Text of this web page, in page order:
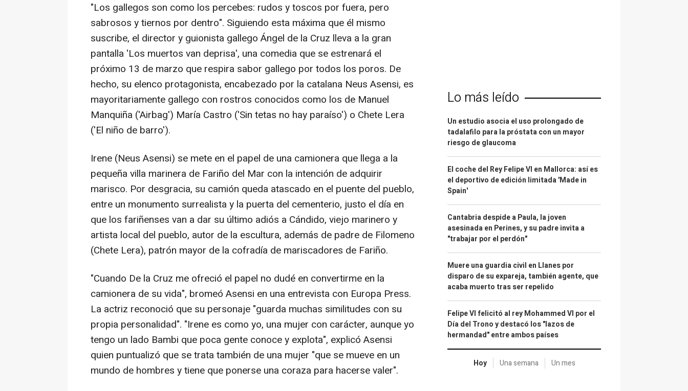
"Los gallegos son como los percebes: rudos y toscos por fuera, pero
sabrosos y tiernos por dentro". Siguiendo esta máxima que él mismo
suscribe, el director y guionista gallego Ángel de la Cruz lleva a la gran
pantalla 'Los muertos van deprisa', una comedia que se estrenará el
próximo 13 de marzo que respira sabor gallego por todos los poros. De
hecho, su elenco protagonista, encabezado por la catalana Neus Asensi, es
mayoritariamente gallego con rostros conocidos como los de Manuel
Manquiña ('Airbag') María Castro ('Sin tetas no hay paraíso') o Chete Lera
('El niño de barro').
Irene (Neus Asensi) se mete en el papel de una camionera que llega a la
pequeña villa marinera de Fariño del Mar con la intención de adquirir
marisco. Por desgracia, su camión queda atascado en el puente del pueblo,
entre un monumento surrealista y la puerta del cementerio, justo el día en
que los fariñenses van a dar su último adiós a Cándido, viejo marinero y
artista local del pueblo, autor de la escultura, además de padre de Filomeno
(Chete Lera), patrón mayor de la cofradía de mariscadores de Fariño.
"Cuando De la Cruz me ofreció el papel no dudé en convertirme en la
camionera de su vida", bromeó Asensi en una entrevista con Europa Press.
La actriz reconoció que su personaje "guarda muchas similitudes con su
propia personalidad". "Irene es como yo, una mujer con carácter, aunque yo
tengo un lado Bambi que poca gente conoce y explota", explicó Asensi
quien puntualizó que se trata también de una mujer "que se mueve en un
mundo de hombres y tiene que ponerse una coraza para hacerse valer".
Lo más leído
Un estudio asocia el uso prolongado de
tadalafilo para la próstata con un mayor
riesgo de glaucoma
El coche del Rey Felipe VI en Mallorca: así es
el deportivo de edición limitada 'Made in
Spain'
Cantabria despide a Paula, la joven
asesinada en Perines, y su padre invita a
"trabajar por el perdón"
Muere una guardia civil en Llanes por
disparo de su expareja, también agente, que
acaba muerto tras ser repelido
Felipe VI felicitó al rey Mohammed VI por el
Día del Trono y destacó los "lazos de
hermandad" entre ambos países
Hoy Una semana Un mes